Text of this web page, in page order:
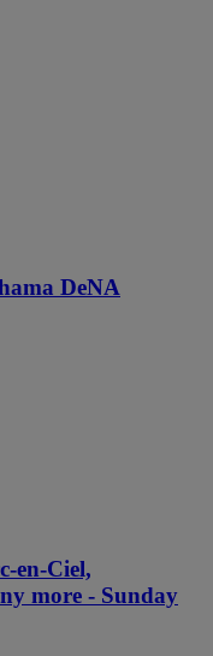
DeNA
en-Ciel,
more - Sunday